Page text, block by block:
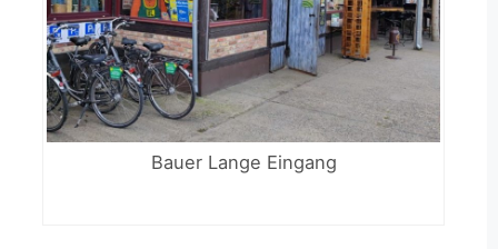
Bauer Lange Eingang